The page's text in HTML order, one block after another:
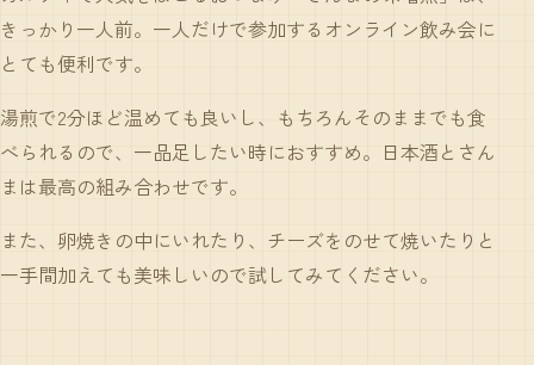
きっかり一人前。一人だけで参加するオンライン飲み会に
とても便利です。
湯煎で2分ほど温めても良いし、もちろんそのままでも食
べられるので、一品足したい時におすすめ。日本酒とさん
まは最高の組み合わせです。
また、卵焼きの中にいれたり、チーズをのせて焼いたりと
一手間加えても美味しいので試してみてください。